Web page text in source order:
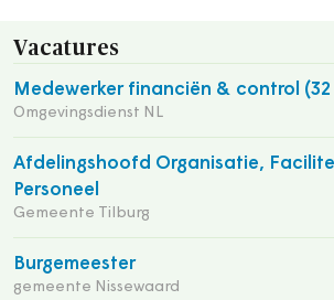
Vacatures
Medewerker financiën & control (32
Omgevingsdienst NL
Afdelingshoofd Organisatie,
Personeel
Gemeente Tilburg
Burgemeester
gemeente Nissewaard